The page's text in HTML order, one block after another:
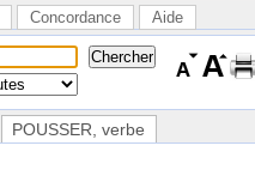
Concordance Aide
POUSSER , verbe